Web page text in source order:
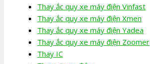
Thay ắc quy xe máy điện Vinfast
Thay ắc quy xe máy điện Xmen
Thay ắc quy xe máy điện Yadea
Thay ắc quy xe máy điện Zoomer
Thay IC